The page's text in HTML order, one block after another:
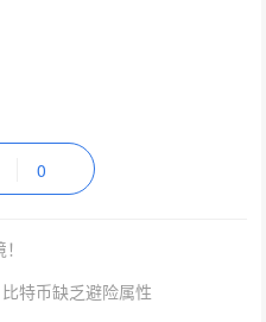
0
特币缺乏避险属性